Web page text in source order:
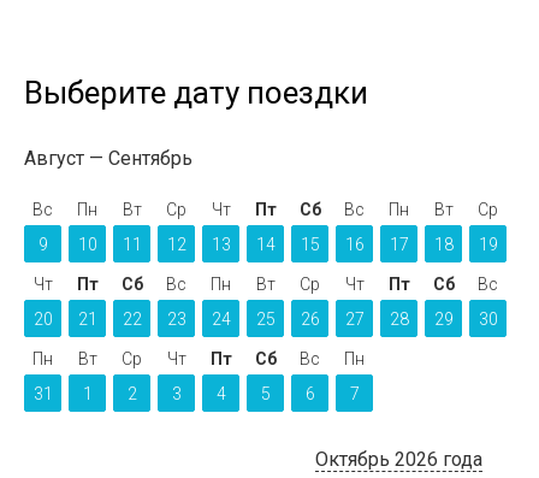
Выберите дату поездки
Август Сентябрь
Вс
9
Пн
10
Вт
11
Ср
12
Чт
13
Пт
14
Сб
15
Вс
16
Пн
17
Вт
18
Ср
19
Чт
20
Пт
21
Сб
22
Вс
23
Пн
24
Вт
25
Ср
26
Чт
27
Пт
28
Сб
29
Вс
30
Пн
31
Вт
1
Ср
2
Чт
3
Пт
4
Сб
5
Вс
6
Пн
7
Октябрь 2026 года